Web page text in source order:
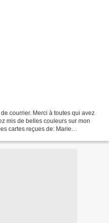
courrier. Merci à toutes qui avez
mis de belles couleurs sur mon
cartes reçues de: Marie